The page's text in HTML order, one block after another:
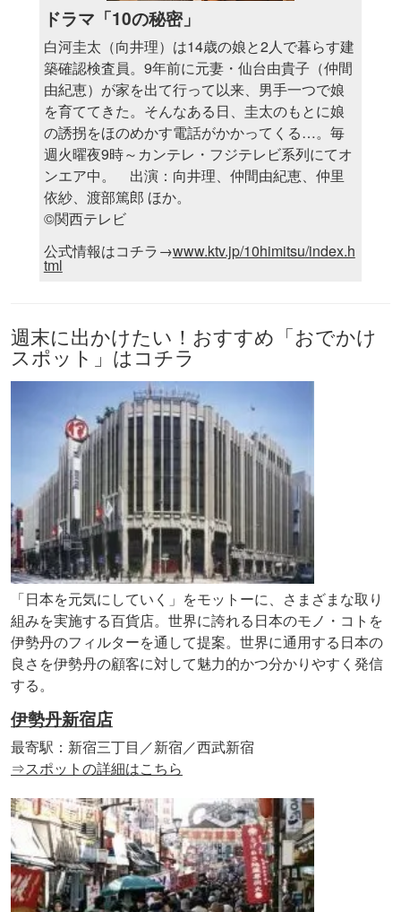
ドラマ「10の秘密」
白河圭太（向井理）は14歳の娘と2人で暮らす建
築確認検査員。9年前に元妻・仙台由貴子（仲間
由紀恵）が家を出て行って以来、男手一つで娘
を育ててきた。そんなある日、圭太のもとに娘
の誘拐をほのめかす電話がかかってくる…。毎
週火曜夜9時～カンテレ・フジテレビ系列にてオ
ンエア中。 出演：向井理、仲間由紀恵、仲里
依紗、渡部篤郎 ほか。
©関西テレビ
公式情報はコチラ→www.ktv.jp/10himitsu/index.h
tml
週末に出かけたい！おすすめ「おでかけ
スポット」はコチラ
「日本を元気にしていく」をモットーに、さまざまな取り
組みを実施する百貨店。世界に誇れる日本のモノ・コトを
伊勢丹のフィルターを通して提案。世界に通用する日本の
良さを伊勢丹の顧客に対して魅力的かつ分かりやすく発信
する。
伊勢丹新宿店
最寄駅：新宿三丁目／新宿／西武新宿
⇒スポットの詳細はこちら